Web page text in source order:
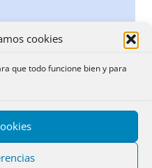
cookies
que todo funcione bien y para
de la Propiedad
relativa a la
contiene medidas
su patrimonio en
calificación negativa.
es preciso que